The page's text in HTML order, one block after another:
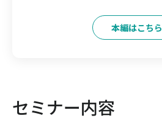
本編はこちら
セミナー内容